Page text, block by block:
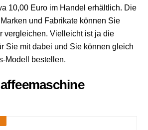
10,00 Euro im Handel erhältlich. Die
und Fabrikate können Sie
vergleichen. Vielleicht ist ja die
Sie mit dabei und Sie können gleich
Modell bestellen.